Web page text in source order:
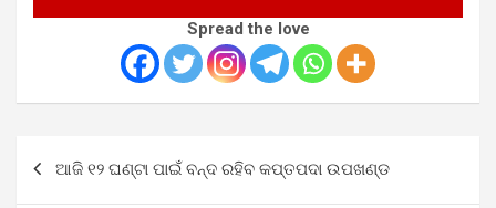
Spread the love
navigation
ଆଜି ୧୨ ଘଣ୍ଟା ପାଇଁ ବନ୍ଦ ରହିବ କପ୍ତପଦା ଉପଖଣ୍ଡ